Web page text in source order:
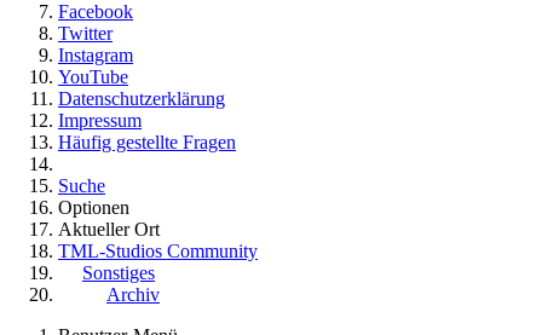
Facebook
Twitter
Instagram
YouTube
Datenschutzerklärung
Impressum
Häufig gestellte Fragen
Suche
Optionen
Aktueller Ort
TML-Studios Community
Sonstiges
Archiv